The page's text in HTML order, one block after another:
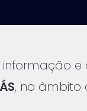
, no âmbito